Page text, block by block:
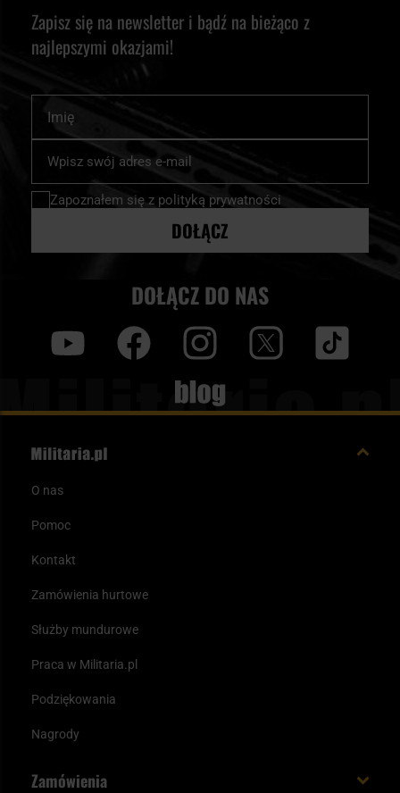
Zapisz się na newsletter i bądź na bieżąco z
najlepszymi okazjami!
nasz
newsletter:
Zapoznałem się z polityką prywatności
DOŁĄCZ
DOŁĄCZ DO NAS
Blog
O nas
Pomoc
Kontakt
Zamówienia hurtowe
Służby mundurowe
Praca w Militaria.pl
Podziękowania
Nagrody
Zamówienia